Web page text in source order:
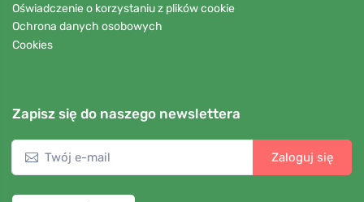
Oświadczenie o korzystaniu z plików cookie
Ochrona danych osobowych
Cookies
Zapisz się do naszego newslettera
Zaloguj się